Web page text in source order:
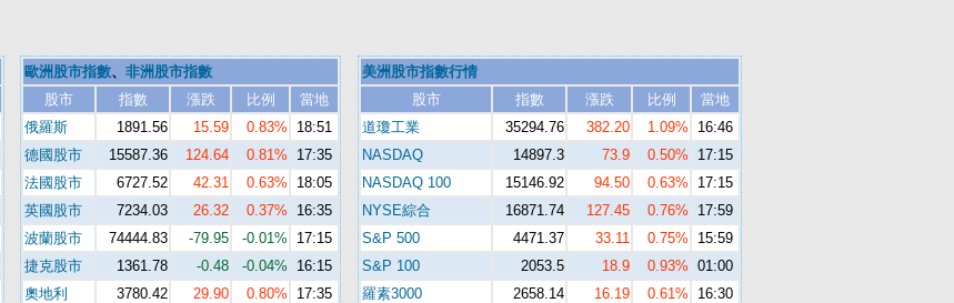
歐洲股市指數、 非洲股市指數
股市
指數 漲跌 比例
當地
俄羅斯
1891.56 15.59 0.83%
18:51
德國股市
15587.36 124.64 0.81%
17:35
法國股市
6727.52 42.31 0.63%
18:05
英國股市
7234.03 26.32 0.37%
16:35
波蘭股市
74444.83 -79.95 -0.01%
17:15
捷克股市
1361.78 -0.48 -0.04%
16:15
奧地利
3780.42 29.90 0.80%
17:35
美洲股市指數行情
股市
指數 漲跌 比例
當地
道瓊工業
35294.76 382.20 1.09%
16:46
NASDAQ
14897.3 73.9 0.50%
17:15
NASDAQ 100
15146.92 94.50 0.63%
17:15
NYSE綜合
16871.74 127.45 0.76%
17:59
S&P 500
4471.37 33.11 0.75%
15:59
S&P 100
2053.5 18.9 0.93% 01:00
羅素3000
2658.14 16.19 0.61%
16:30